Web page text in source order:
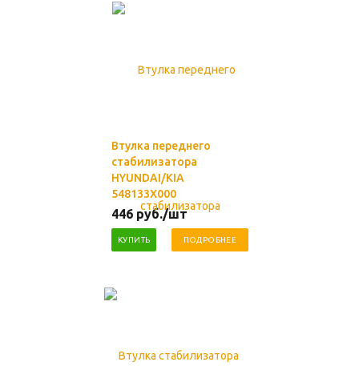
Втулка переднего
стабилизатора
HYUNDAI/KIA
548133X000
446 руб./шт
КУПИТЬ ПОДРОБНЕЕ